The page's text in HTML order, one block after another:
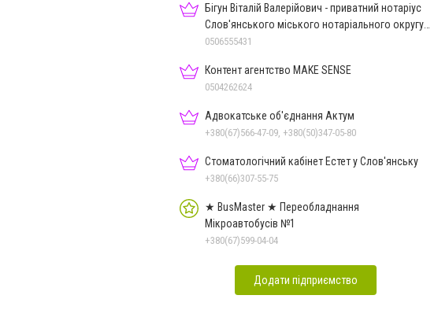
Бігун Віталій Валерійович - приватний нотаріус
Слов'янського міського нотаріального округу
Дон.обл.
0506555431
Контент агентство MAKE SENSE
0504262624
Адвокатське об'єднання Актум
+380(67)566-47-09, +380(50)347-05-80
Стоматологічний кабінет Естет у Слов'янську
+380(66)307-55-75
★ BusMaster ★ Переобладнання
Мікроавтобусів №1
+380(67)599-04-04
Додати підприємство